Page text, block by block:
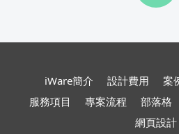
iWare簡介 設計費用 案
服務項目
專案流程 部落格
網頁設計